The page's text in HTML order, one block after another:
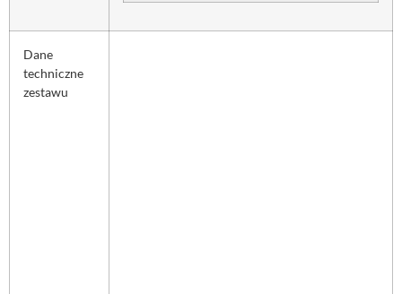
Dane
techniczne
zestawu